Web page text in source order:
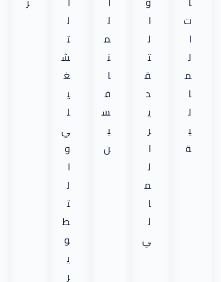
ت
ا
ل
م
ا
ل
ي
ة
ا
ل
ت
ق
د
ي
ر
ا
ل
م
ا
ل
ي
ل
م
ن
ا
ف
س
ي
ن
ل
ت
ش
غ
ي
ل
ي
و
ا
ل
ت
ط
و
ي
ر